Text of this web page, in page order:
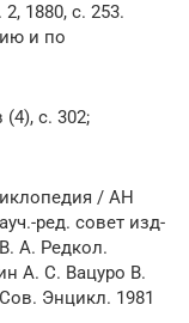
1880, с. 253.
и по
с. 302;
/ АН
ред. совет изд-
А. Редкол.
А. С. Вацуро В.
Энцикл. 1981